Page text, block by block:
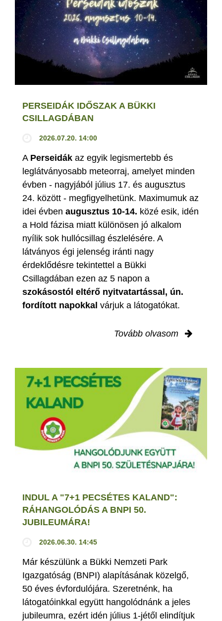
PERSEIDÁK IDŐSZAK A BÜKKI
CSILLAGDÁBAN
2026.07.20. 14:00
A Perseidák az egyik legismertebb és
leglátványosabb meteorraj, amelyet minden
évben - nagyjából július 17. és augusztus
24. között - megfigyelhetünk. Maximumuk az
idei évben augusztus 10-14. közé esik, idén
a Hold fázisa miatt különösen jó alkalom
nyílik sok hullócsillag észlelésére. A
látványos égi jelenség iránti nagy
érdeklődésre tekintettel a Bükki
Csillagdában ezen az 5 napon a
szokásostól eltérő nyitvatartással, ún.
fordított napokkal várjuk a látogatókat.
Tovább olvasom
INDUL A "7+1 PECSÉTES KALAND":
RÁHANGOLÓDÁS A BNPI 50.
JUBILEUMÁRA!
2026.06.30. 14:45
Már készülünk a Bükki Nemzeti Park
Igazgatóság (BNPI) alapításának közelgő,
50 éves évfordulójára. Szeretnénk, ha
látogatóinkkal együtt hangolódnánk a jeles
jubileumra, ezért idén július 1-jétől elindítjuk